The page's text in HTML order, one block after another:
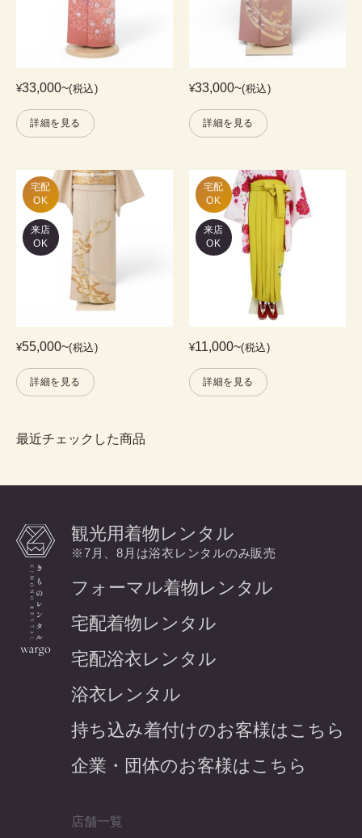
¥33,000~(税込)
詳細を見る
¥33,000~(税込)
詳細を見る
宅配
OK
来店
OK
¥55,000~(税込)
詳細を見る
宅配
OK
来店
OK
¥11,000~(税込)
詳細を見る
最近チェックした商品
観光用着物レンタル
※7月、8月は浴衣レンタルのみ販売
フォーマル着物レンタル
宅配着物レンタル
宅配浴衣レンタル
浴衣レンタル
持ち込み着付けのお客様はこちら
企業・団体のお客様はこちら
店舗一覧